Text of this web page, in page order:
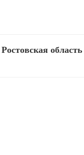
область